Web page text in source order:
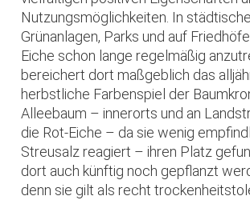
Nutzungsmöglichkeiten. In
Grünanlagen, Parks und auf
Eiche schon lange regelmäßig
bereichert dort maßgeblich das
herbstliche Farbenspiel der
Alleebaum – innerorts und an
die Rot-Eiche – da sie wenig
Streusalz reagiert – ihren Platz
dort auch künftig noch gepflanzt
denn sie gilt als recht